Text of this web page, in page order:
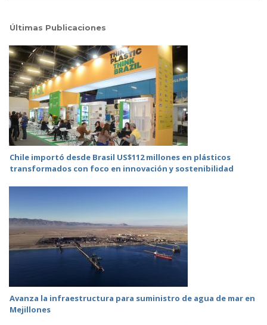
Últimas Publicaciones
Chile importó desde Brasil US$112 millones en plásticos
transformados con foco en innovación y sostenibilidad
Avanza la infraestructura para suministro de agua de mar en
Mejillones